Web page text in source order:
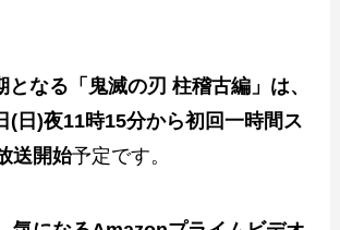
となる「鬼滅の刃 柱稽古編」は、
(日)夜11時15分から初回一時間ス
送開始予定です。